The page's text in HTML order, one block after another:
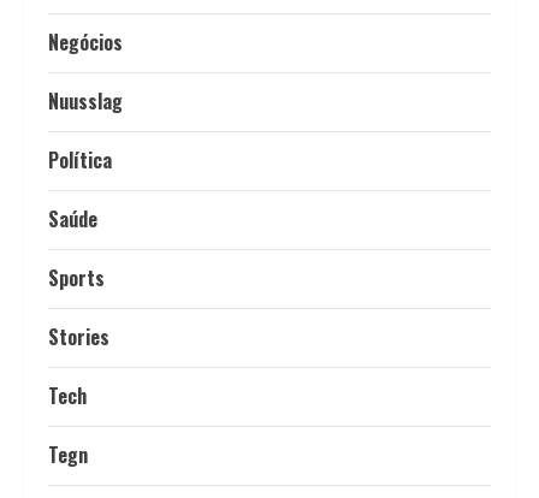
Negócios
Nuusslag
Política
Saúde
Sports
Stories
Tech
Tegn